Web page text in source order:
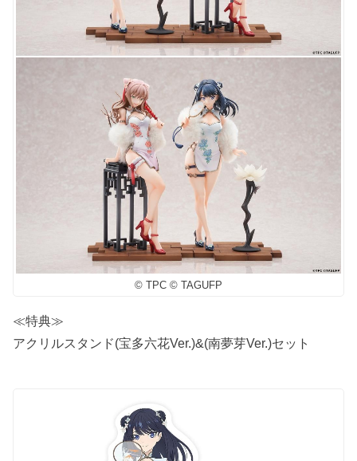
© TPC © TAGUFP
≪特典≫
アクリルスタンド(宝多六花Ver.)&(南夢芽Ver.)セット